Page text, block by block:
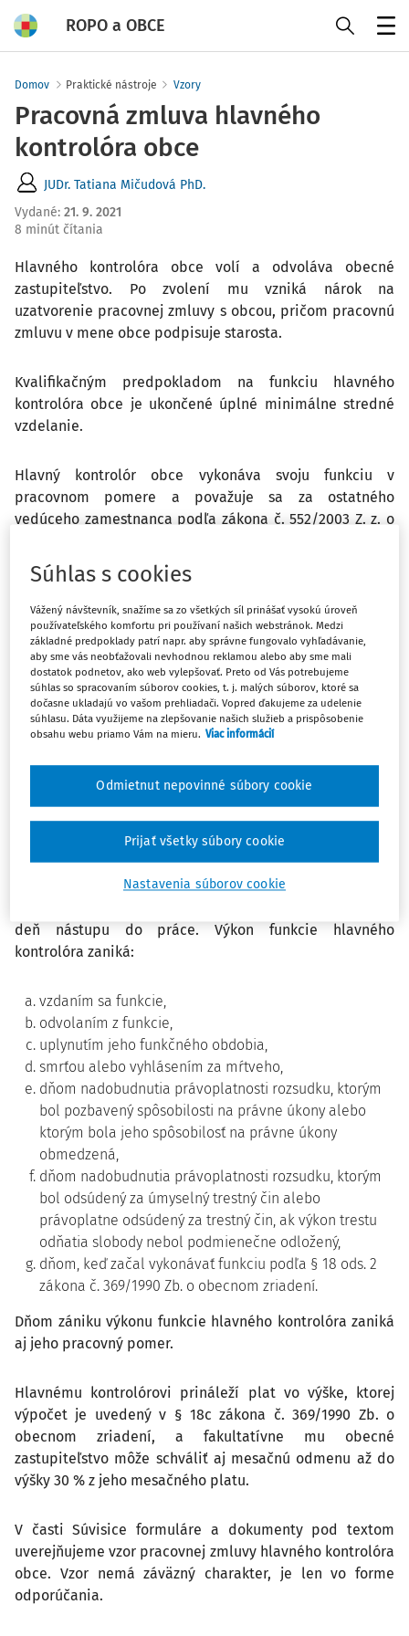
ROPO a OBCE
Domov Praktické nástroje Vzory
Pracovná zmluva hlavného
kontrolóra obce
JUDr. Tatiana Mičudová PhD.
Vydané: 21. 9. 2021
8 minút čítania
Hlavného kontrolóra obce volí a odvoláva obecné
zastupiteľstvo. Po zvolení mu vzniká nárok na
uzatvorenie pracovnej zmluvy s obcou, pričom pracovnú
zmluvu v mene obce podpisuje starosta.
Kvalifikačným predpokladom na funkciu hlavného
kontrolóra obce je ukončené úplné minimálne stredné
vzdelanie.
Hlavný kontrolór obce vykonáva svoju funkciu v
pracovnom pomere a považuje sa za ostatného
vedúceho zamestnanca podľa zákona č. 552/2003 Z. z. o
zriadení neustanovuje inak.
Pracovný pomer možno dohodnúť aj na kratší pracovný
čas, pričom jeho dĺžku určí obecné zastupiteľstvo pred
vyhlásením voľby hlavného kontrolóra.
Starosta je povinný so zvoleným hlavným kontrolórom
uzatvoriť pracovnú zmluvu najneskôr v deň nasledujúci
hlavného kontrolóra. Deň nástupu do práce sa určí na
deň nasledujúci po dni skončenia funkčného obdobia
Doba trvania pracovného pomeru predstavuje funkčné
obdobie hlavného kontrolóra, ktoré je šesťročné.
deň nástupu do práce. Výkon funkcie hlavného
kontrolóra zaniká:
vzdaním sa funkcie,
odvolaním z funkcie,
uplynutím jeho funkčného obdobia,
smrťou alebo vyhlásením za mŕtveho,
dňom nadobudnutia právoplatnosti rozsudku, ktorým
bol pozbavený spôsobilosti na právne úkony alebo
ktorým bola jeho spôsobilosť na právne úkony
obmedzená,
dňom nadobudnutia právoplatnosti rozsudku, ktorým
bol odsúdený za úmyselný trestný čin alebo
právoplatne odsúdený za trestný čin, ak výkon trestu
odňatia slobody nebol podmienečne odložený,
dňom, keď začal vykonávať funkciu podľa § 18 ods. 2
zákona č. 369/1990 Zb. o obecnom zriadení.
Dňom zániku výkonu funkcie hlavného kontrolóra zaniká
aj jeho pracovný pomer.
Hlavnému kontrolórovi prináleží plat vo výške, ktorej
výpočet je uvedený v § 18c zákona č. 369/1990 Zb. o
obecnom zriadení, a fakultatívne mu obecné
zastupiteľstvo môže schváliť aj mesačnú odmenu až do
výšky 30 % z jeho mesačného platu.
V časti Súvisice formuláre a dokumenty pod textom
uverejňujeme vzor pracovnej zmluvy hlavného kontrolóra
obce. Vzor nemá záväzný charakter, je len vo forme
odporúčania.
Súhlas s cookies
Vážený návštevník, snažíme sa zo všetkých síl prinášať vysokú úroveň
používateľského komfortu pri používaní našich webstránok. Medzi
základné predpoklady patrí napr. aby správne fungovalo vyhľadávanie,
aby sme vás neobťažovali nevhodnou reklamou alebo aby sme mali
dostatok podnetov, ako web vylepšovať. Preto od Vás potrebujeme
súhlas so spracovaním súborov cookies, t. j. malých súborov, ktoré sa
dočasne ukladajú vo vašom prehliadači. Vopred ďakujeme za udelenie
súhlasu. Dáta využijeme na zlepšovanie našich služieb a prispôsobenie
obsahu webu priamo Vám na mieru. Viac informácií
Nastavenia súborov cookie
Odmietnut nepovinné súbory cookie
Prijať všetky súbory cookie